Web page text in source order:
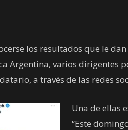
los resultados que le
Argentina, varios dirigentes
a través de las redes
Una de ellas
“Este